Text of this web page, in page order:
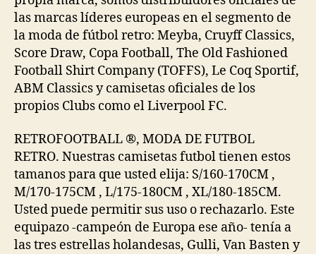
las marcas líderes europeas en el segmento de
la moda de fútbol retro: Meyba, Cruyff Classics,
Score Draw, Copa Football, The Old Fashioned
Football Shirt Company (TOFFS), Le Coq Sportif,
ABM Classics y camisetas oficiales de los
propios Clubs como el Liverpool FC.
RETROFOOTBALL ®, MODA DE FUTBOL
RETRO. Nuestras camisetas futbol tienen estos
tamanos para que usted elija: S/160-170CM ,
M/170-175CM , L/175-180CM , XL/180-185CM.
Usted puede permitir sus uso o rechazarlo. Este
equipazo -campeón de Europa ese año- tenía a
las tres estrellas holandesas, Gulli, Van Basten y